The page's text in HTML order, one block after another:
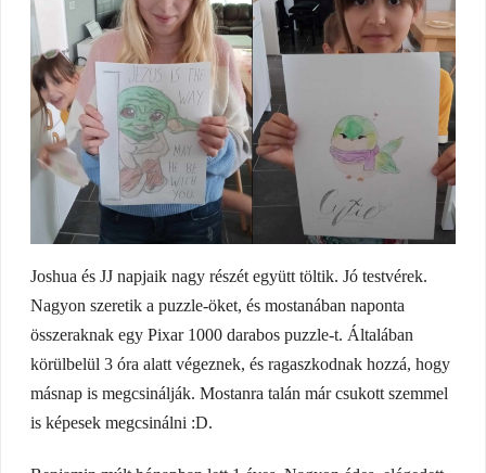
Joshua és JJ napjaik nagy részét együtt töltik. Jó testvérek.
Nagyon szeretik a puzzle-öket, és mostanában naponta
összeraknak egy Pixar 1000 darabos puzzle-t. Általában
körülbelül 3 óra alatt végeznek, és ragaszkodnak hozzá, hogy
másnap is megcsinálják. Mostanra talán már csukott szemmel
is képesek megcsinálni :D.